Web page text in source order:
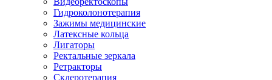
Гидроколонотерапия
Зажимы медицинские
Латексные кольца
Лигаторы
Ректальные зеркала
Ретракторы
Склеротерапия